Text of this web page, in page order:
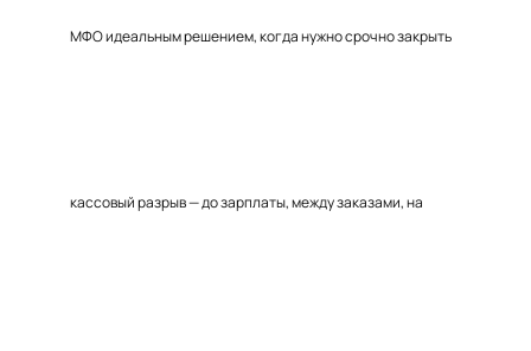
МФО идеальным решением, когда нужно срочно закрыть
кассовый разрыв — до зарплаты, между заказами, на